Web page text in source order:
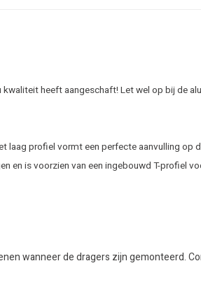
heeft aangeschaft! Let wel op bij de
laag profiel vormt een perfecte aanvulling op
en is voorzien van een ingebouwd T-profiel
wanneer de dragers zijn gemonteerd.